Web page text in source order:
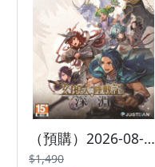
（預購）2026-08-27 PS5 幻想大陸戰記 中文版
$1,490